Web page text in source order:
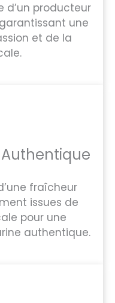
d’un producteur
une
et de la
fraîcheur
issues de
pour une
authentique.